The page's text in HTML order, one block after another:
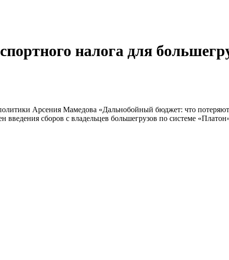
налога для
Арсения Мамедова «Дальнобойный бюджет: что
введения сборов с владельцев большегрузов по системе